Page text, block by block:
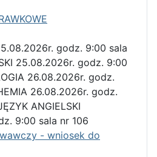
godz. 9:00 sala
25.08.2026r. godz. 9:00
26.08.2026r. godz.
26.08.2026r. godz.
ANGIELSKI
9:00 sala nr 106
- wniosek do